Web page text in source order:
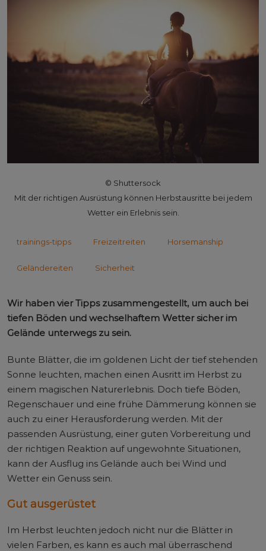
© Shuttersock
Mit der richtigen Ausrüstung können Herbstausritte bei jedem
Wetter ein Erlebnis sein.
trainings-tipps Freizeitreiten Horsemanship
Geländereiten Sicherheit
Wir haben vier Tipps zusammengestellt, um auch bei
tiefen Böden und wechselhaftem Wetter sicher im
Gelände unterwegs zu sein.
Bunte Blätter, die im goldenen Licht der tief stehenden
Sonne leuchten, machen einen Ausritt im Herbst zu
einem magischen Naturerlebnis. Doch tiefe Böden,
Regenschauer und eine frühe Dämmerung können sie
auch zu einer Herausforderung werden. Mit der
passenden Ausrüstung, einer guten Vorbereitung und
der richtigen Reaktion auf ungewohnte Situationen,
kann der Ausflug ins Gelände auch bei Wind und
Wetter ein Genuss sein.
Gut ausgerüstet
Im Herbst leuchten jedoch nicht nur die Blätter in
vielen Farben, es kann es auch mal überraschend